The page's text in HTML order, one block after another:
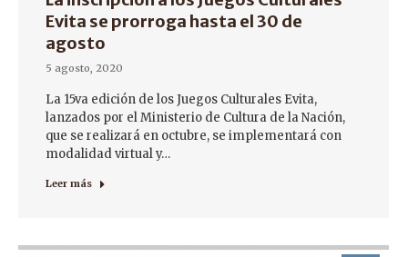
Evita se prorroga hasta el 30 de
agosto
5 agosto, 2020
La 15va edición de los Juegos Culturales Evita,
lanzados por el Ministerio de Cultura de la Nación,
que se realizará en octubre, se implementará con
modalidad virtual y…
Leer más